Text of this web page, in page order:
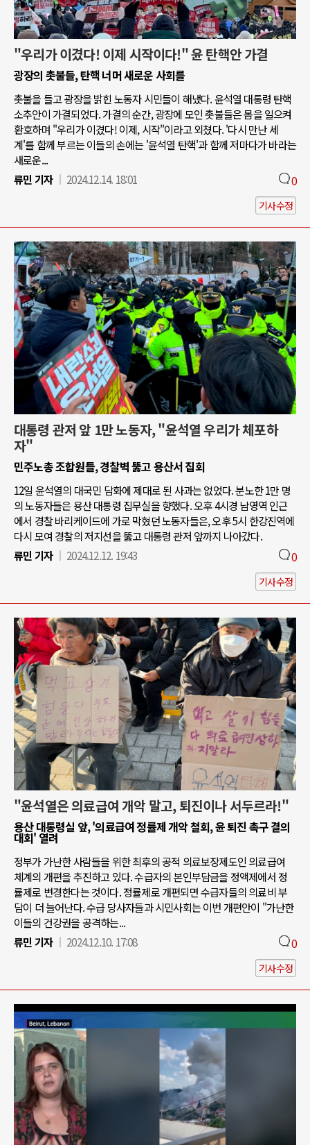
"우리가 이겼다! 이제 시작이다!" 윤 탄핵안 가결
광장의 촛불들, 탄핵 너머 새로운 사회를
촛불을 들고 광장을 밝힌 노동자 시민들이 해냈다. 윤석열 대통령 탄핵
소추안이 가결되었다. 가결의 순간, 광장에 모인 촛불들은 몸을 일으켜
환호하며 "우리가 이겼다! 이제, 시작"이라고 외쳤다. '다시 만난 세
계'를 함께 부르는 이들의 손에는 '윤석열 탄핵'과 함께 저마다가 바라는
새로운...
류민 기자
2024.12.14. 18:01 0
기사수정
대통령 관저 앞 1만 노동자, "윤석열 우리가 체포하
자"
민주노총 조합원들, 경찰벽 뚫고 용산서 집회
12일 윤석열의 대국민 담화에 제대로 된 사과는 없었다. 분노한 1만 명
의 노동자들은 용산 대통령 집무실을 향했다. 오후 4시경 남영역 인근
에서 경찰 바리케이드에 가로 막혔던 노동자들은, 오후 5시 한강진역에
다시 모여 경찰의 저지선을 뚫고 대통령 관저 앞까지 나아갔다.
류민 기자
2024.12.12. 19:43 0
기사수정
"윤석열은 의료급여 개악 말고, 퇴진이나 서두르라!"
용산 대통령실 앞, '의료급여 정률제 개악 철회, 윤 퇴진 촉구 결의
대회' 열려
정부가 가난한 사람들을 위한 최후의 공적 의료보장제도인 의료급여
체계의 개편을 추진하고 있다. 수급자의 본인부담금을 정액제에서 정
률제로 변경한다는 것이다. 정률제로 개편되면 수급자들의 의료비 부
담이 더 늘어난다. 수급 당사자들과 시민사회는 이번 개편안이 "가난한
이들의 건강권을 공격하는...
류민 기자
2024.12.10. 17:08 0
기사수정